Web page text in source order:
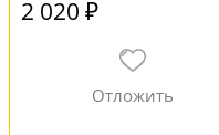
2 020 ₽